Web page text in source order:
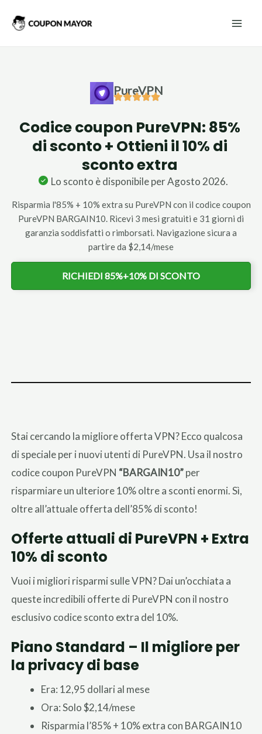
PureVPN
Codice coupon PureVPN: 85%
di sconto + Ottieni il 10% di
sconto extra
Lo sconto è disponibile per Agosto 2026.
Risparmia l'85% + 10% extra su PureVPN con il codice coupon
PureVPN BARGAIN10. Ricevi 3 mesi gratuiti e 31 giorni di
garanzia soddisfatti o rimborsati. Navigazione sicura a
partire da $2,14/mese
RICHIEDI 85%+10% DI SCONTO
Stai cercando la migliore offerta VPN? Ecco qualcosa
di speciale per i nuovi utenti di PureVPN. Usa il nostro
codice coupon PureVPN “BARGAIN10”per
risparmiare un ulteriore 10% oltre a sconti enormi. Sì,
oltre all’attuale offerta dell’85% di sconto!
Offerte attuali di PureVPN + Extra
10% di sconto
Vuoi i migliori risparmi sulle VPN? Dai un’occhiata a
queste incredibili offerte di PureVPN con il nostro
esclusivo codice sconto extra del 10%.
Piano Standard – Il migliore per
la privacy di base
Era: 12,95 dollari al mese
Ora: Solo $2,14/mese
Risparmia l’85% + 10% extra con BARGAIN10